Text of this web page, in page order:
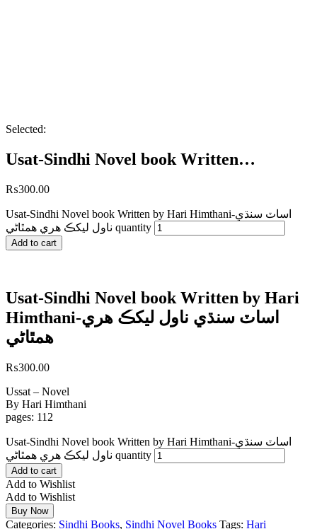
Selected:
Usat-Sindhi Novel book Written…
₨300.00
Usat-Sindhi Novel book Written by Hari Himthani-اساٽ سنڌي
ناول ليکڪ ھري ھمٿاڻي quantity
Add to cart
Usat-Sindhi Novel book Written by Hari
Himthani-اساٽ سنڌي ناول ليکڪ ھري
ھمٿاڻي
₨300.00
Ussat – Novel
By Hari Himthani
pages: 112
Usat-Sindhi Novel book Written by Hari Himthani-اساٽ سنڌي
ناول ليکڪ ھري ھمٿاڻي quantity
Add to cart
Add to Wishlist
Add to Wishlist
Buy Now
Categories: Sindhi Books, Sindhi Novel Books Tags: Hari